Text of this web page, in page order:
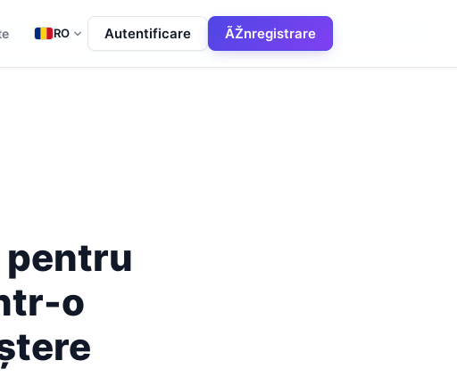
RO Autentificare ÃŽnregistrare
pentru
o